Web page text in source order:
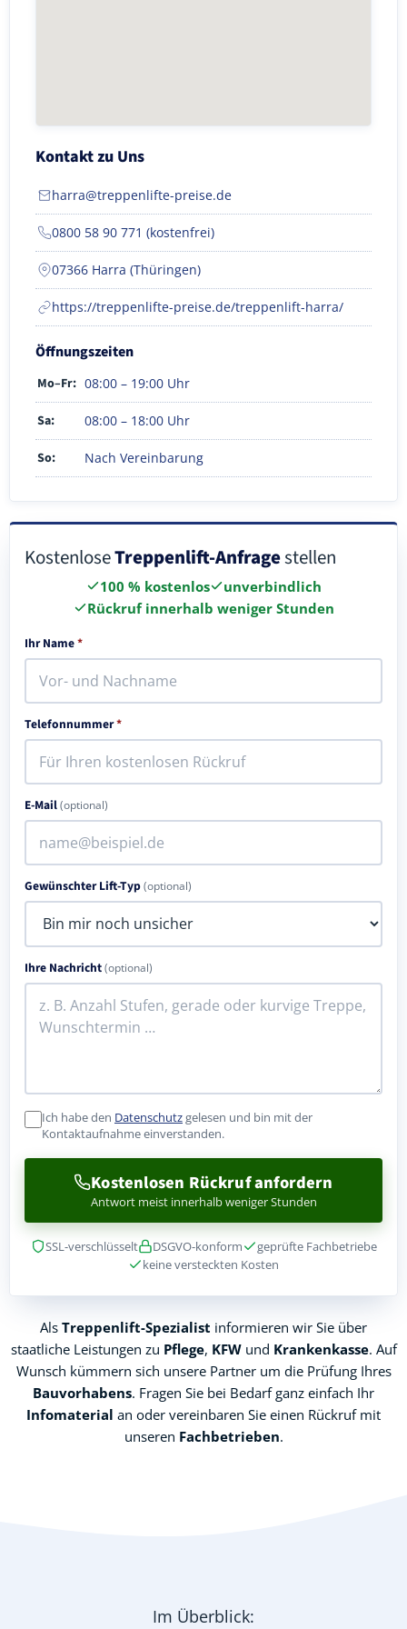
Kontakt zu Uns
harra@treppenlifte-preise.de
0800 58 90 771 (kostenfrei)
07366 Harra (Thüringen)
https://treppenlifte-preise.de/treppenlift-harra/
Öffnungszeiten
Mo–Fr: 08:00 – 19:00 Uhr
Sa: 08:00 – 18:00 Uhr
So: Nach Vereinbarung
KostenloseTreppenlift-Anfragestellen
100 % kostenlos
unverbindlich
Rückruf innerhalb weniger Stunden
Ihr Name*
Telefonnummer*
E-Mail(optional)
Gewünschter Lift-Typ(optional)
Ihre Nachricht(optional)
Ich habe den Datenschutzgelesen und bin mit der
Kontaktaufnahme einverstanden.
Kostenlosen Rückruf anfordern
Antwort meist innerhalb weniger Stunden
SSL-verschlüsselt DSGVO-konform
geprüfte Fachbetriebe
keine versteckten Kosten
Als Treppenlift-Spezialist informieren wir Sie über
staatliche Leistungen zu Pflege, KFWund Krankenkasse. Auf
Wunsch kümmern sich unsere Partner um die Prüfung Ihres
Bauvorhabens. Fragen Sie bei Bedarf ganz einfach Ihr
Infomaterial an oder vereinbaren Sie einen Rückruf mit
unseren Fachbetrieben.
Im Überblick: